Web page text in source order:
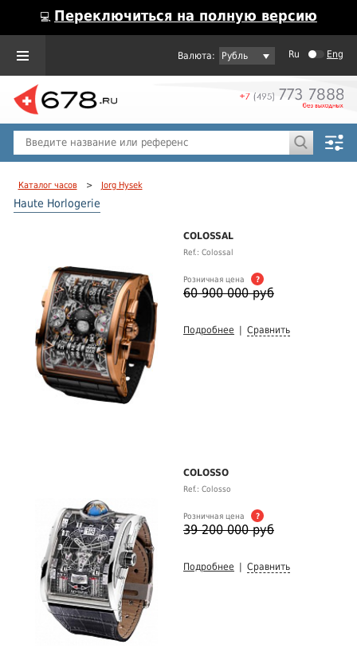
💻 Переключиться на полную версию
Рубль Ru Eng
Каталог часов > Jorg Hysek
Haute Horlogerie
COLOSSAL
Ref.: Colossal
Розничная цена ?
60 900 000 руб
Подробнее Сравнить
COLOSSO
Ref.: Colosso
Розничная цена ?
39 200 000 руб
Подробнее Сравнить